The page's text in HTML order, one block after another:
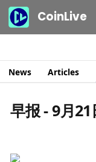
CoinLive
News Articles
早报 - 9月21